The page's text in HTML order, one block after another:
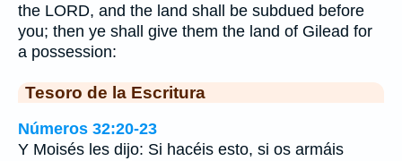
the LORD, and the land shall be subdued before
you; then ye shall give them the land of Gilead for
a possession:
Tesoro de la Escritura
Números 32:20-23
Y Moisés les dijo: Si hacéis esto, si os armáis